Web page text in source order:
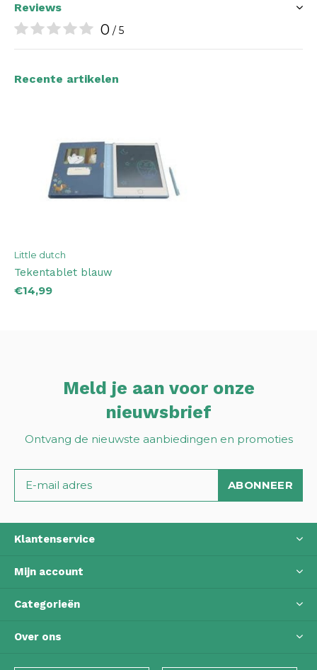
Reviews
0 / 5
Recente artikelen
Little dutch
Tekentablet blauw
€14,99
Meld je aan voor onze
nieuwsbrief
Ontvang de nieuwste aanbiedingen en promoties
ABONNEER
Klantenservice
Mijn account
Categorieën
Over ons